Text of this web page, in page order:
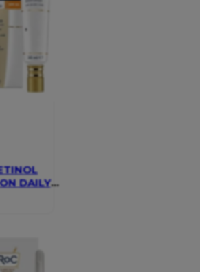
DAILY